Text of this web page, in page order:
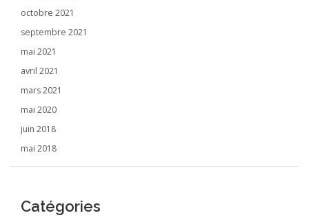
octobre 2021
septembre 2021
mai 2021
avril 2021
mars 2021
mai 2020
juin 2018
mai 2018
Catégories